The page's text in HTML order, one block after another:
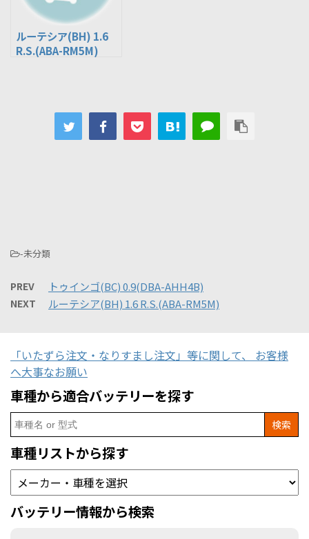
ルーテシア(BH) 1.6
R.S.(ABA-RM5M)
-未分類
PREV トゥインゴ(BC) 0.9(DBA-AHH4B)
NEXT ルーテシア(BH) 1.6 R.S.(ABA-RM5M)
「いたずら注文・なりすまし注文」等に関して、 お客様
へ大事なお願い
車種から適合バッテリーを探す
Search
for:
車種リストから探す
バッテリー情報から検索